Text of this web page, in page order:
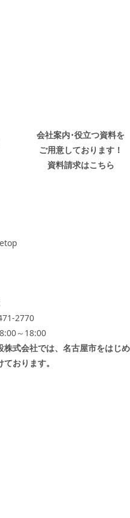
会社案内･役立つ資料を
ご用意しております！
資料請求はこちら
2770
～18:00
式会社では、名古屋市をはじめ
おります。